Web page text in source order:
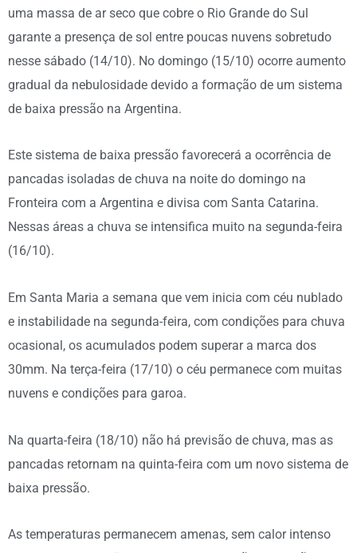
uma massa de ar seco que cobre o Rio Grande do Sul
garante a presença de sol entre poucas nuvens sobretudo
nesse sábado (14/10). No domingo (15/10) ocorre aumento
gradual da nebulosidade devido a formação de um sistema
de baixa pressão na Argentina.
Este sistema de baixa pressão favorecerá a ocorrência de
pancadas isoladas de chuva na noite do domingo na
Fronteira com a Argentina e divisa com Santa Catarina.
Nessas áreas a chuva se intensifica muito na segunda-feira
(16/10).
Em Santa Maria a semana que vem inicia com céu nublado
e instabilidade na segunda-feira, com condições para chuva
ocasional, os acumulados podem superar a marca dos
30mm. Na terça-feira (17/10) o céu permanece com muitas
nuvens e condições para garoa.
Na quarta-feira (18/10) não há previsão de chuva, mas as
pancadas retornam na quinta-feira com um novo sistema de
baixa pressão.
As temperaturas permanecem amenas, sem calor intenso